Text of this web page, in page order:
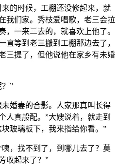
的时候，工棚还没修起来，就
我们家。秀枝爱唱歌，老三会拉
，一来二去的，就喜欢上他了。
直等到老三搬到工棚那边去了，
三提了，但他说他在家乡有未婚
”
婚妻的合影。人家那真叫长得
人真般配。”大嫂说着，就走到
玻璃板下，我来指给你看。”
，找不到了，到哪儿去了？莫
收起来了？”